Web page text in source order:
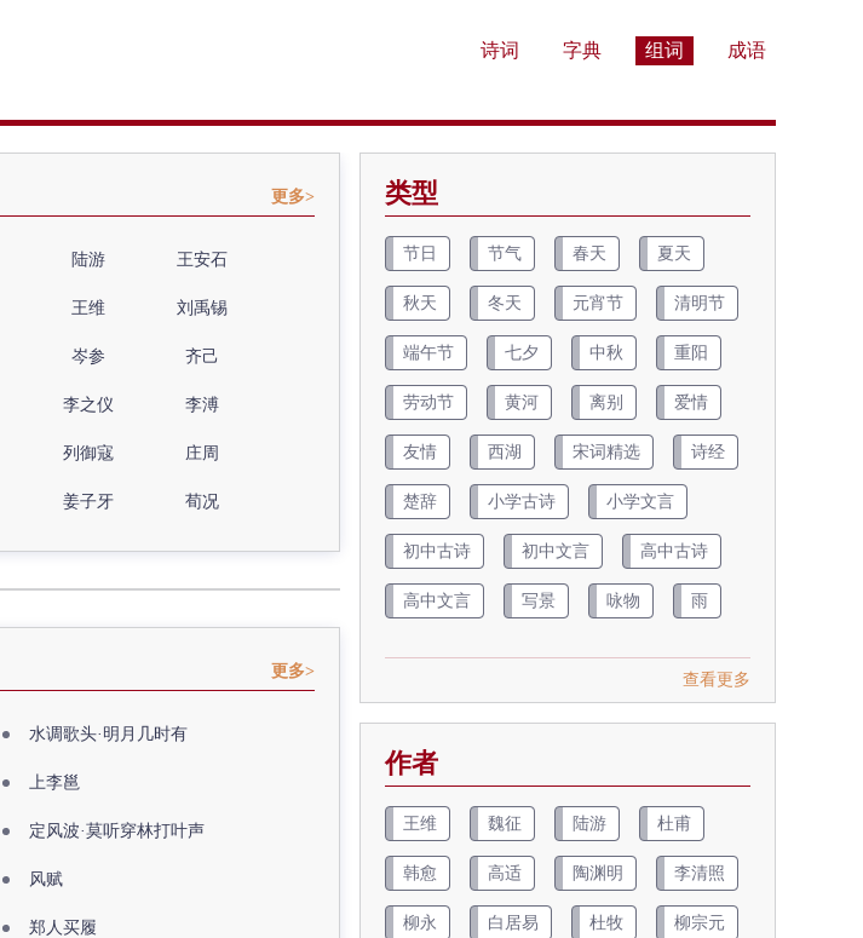
诗词 字典 组词 成语
更多>
陆游 王安石
王维 刘禹锡
岑参 齐己
李之仪 李溥
列御寇 庄周
姜子牙 荀况
更多>
水调歌头·明月几时有
上李邕
定风波·莫听穿林打叶声
风赋
郑人买履
类型
节日 节气 春天 夏天
秋天 冬天 元宵节 清明节
端午节 七夕 中秋 重阳
劳动节 黄河 离别 爱情
友情 西湖 宋词精选 诗经
楚辞 小学古诗 小学文言
初中古诗 初中文言 高中古诗
高中文言 写景 咏物 雨
查看更多
作者
王维 魏征 陆游 杜甫
韩愈 高适 陶渊明 李清照
柳永 白居易 杜牧 柳宗元